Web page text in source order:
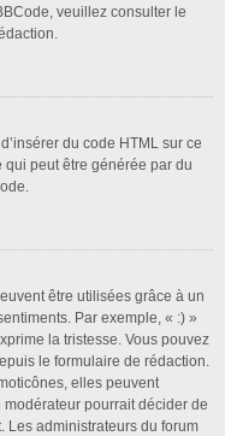
veuillez consulter le
du code HTML sur ce
peut être générée par du
être utilisées grâce à un
Par exemple, « :) »
la tristesse. Vous pouvez
le formulaire de rédaction.
elles peuvent
pourrait décider de
Les administrateurs du forum